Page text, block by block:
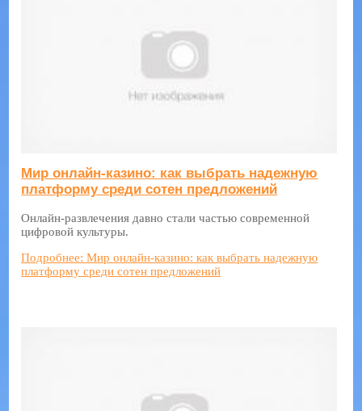
Мир онлайн-казино: как выбрать надежную
платформу среди сотен предложений
Онлайн-развлечения давно стали частью современной
цифровой культуры.
Подробнее: Мир онлайн-казино: как выбрать надежную
платформу среди сотен предложений